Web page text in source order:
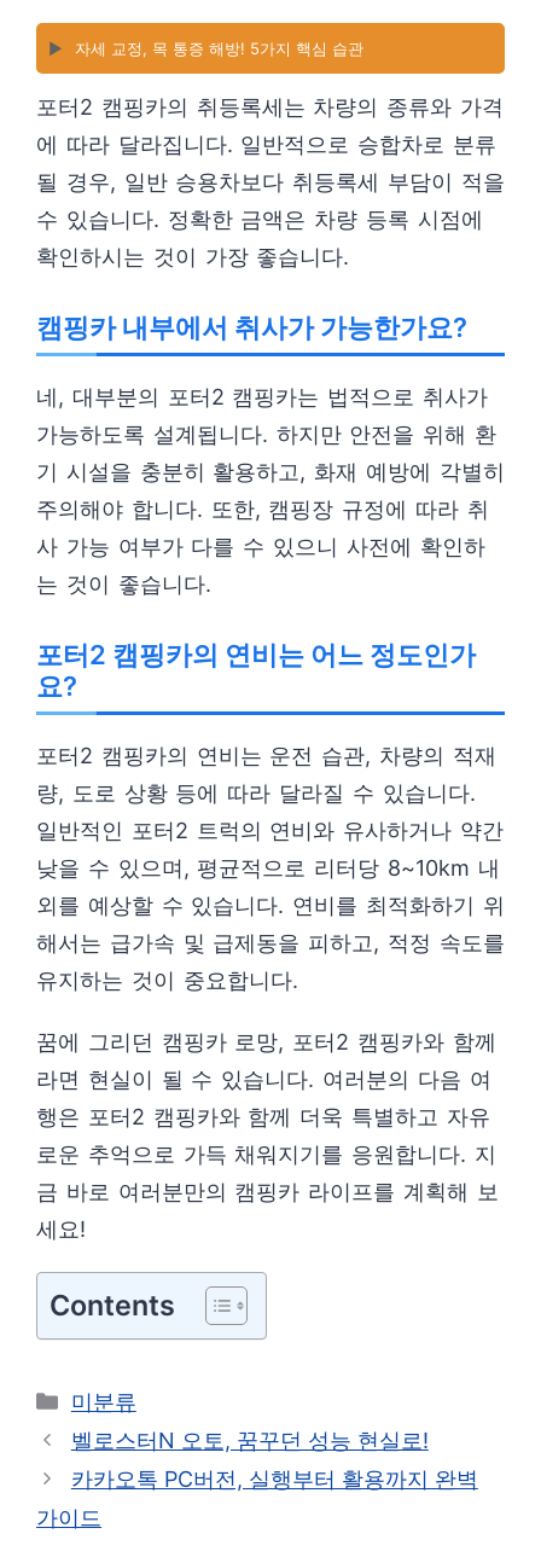
▶️ 자세 교정, 목 통증 해방! 5가지 핵심 습관
포터2 캠핑카의 취등록세는 차량의 종류와 가격
에 따라 달라집니다. 일반적으로 승합차로 분류
될 경우, 일반 승용차보다 취등록세 부담이 적을
수 있습니다. 정확한 금액은 차량 등록 시점에
확인하시는 것이 가장 좋습니다.
캠핑카 내부에서 취사가 가능한가요?
네, 대부분의 포터2 캠핑카는 법적으로 취사가
가능하도록 설계됩니다. 하지만 안전을 위해 환
기 시설을 충분히 활용하고, 화재 예방에 각별히
주의해야 합니다. 또한, 캠핑장 규정에 따라 취
사 가능 여부가 다를 수 있으니 사전에 확인하
는 것이 좋습니다.
포터2 캠핑카의 연비는 어느 정도인가
요?
포터2 캠핑카의 연비는 운전 습관, 차량의 적재
량, 도로 상황 등에 따라 달라질 수 있습니다.
일반적인 포터2 트럭의 연비와 유사하거나 약간
낮을 수 있으며, 평균적으로 리터당 8~10km 내
외를 예상할 수 있습니다. 연비를 최적화하기 위
해서는 급가속 및 급제동을 피하고, 적정 속도를
유지하는 것이 중요합니다.
꿈에 그리던 캠핑카 로망, 포터2 캠핑카와 함께
라면 현실이 될 수 있습니다. 여러분의 다음 여
행은 포터2 캠핑카와 함께 더욱 특별하고 자유
로운 추억으로 가득 채워지기를 응원합니다. 지
금 바로 여러분만의 캠핑카 라이프를 계획해 보
세요!
Contents
카
테
리
미분류
벨로스터N 오토, 꿈꾸던 성능 현실로!
카카오톡 PC버전, 실행부터 활용까지 완벽
가이드